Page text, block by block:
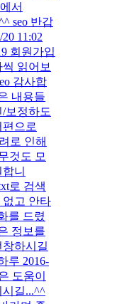
서
seo 반갑
11:02
회원가입
읽어보
감사합
내용들
보정하도
편으로
로 인해
것도 모
니
로 검색
없고 안타
를 드렸
정보를
하시길
루 2016-
도움이
시길...^^